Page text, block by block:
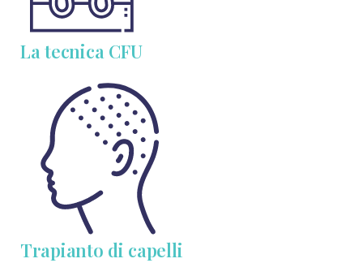
La tecnica CFU
Trapianto di capelli